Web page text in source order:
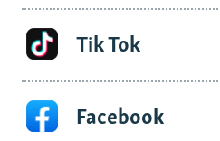
Tik Tok
Facebook